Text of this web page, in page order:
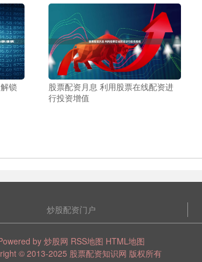
锁
股票配资月息 利用股票在线配资进
行投资增值
炒股配资门户
by炒股网 RSS地图 HTML地图
© 2013-2025 股票配资知识网 版权所有